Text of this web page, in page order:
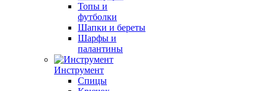
Топы и
футболки
Шапки и береты
Шарфы и
палантины
Инструмент
Спицы